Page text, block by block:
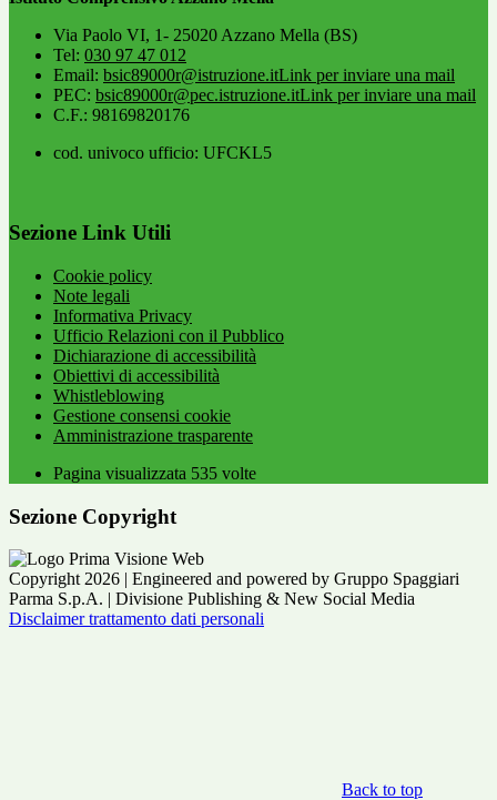
Via Paolo VI, 1- 25020 Azzano Mella (BS)
Tel: 030 97 47 012
Email: bsic89000r@istruzione.itLink per inviare una mail
PEC: bsic89000r@pec.istruzione.itLink per inviare una mail
C.F.: 98169820176
cod. univoco ufficio: UFCKL5
Sezione Link Utili
Cookie policy
Note legali
Informativa Privacy
Ufficio Relazioni con il Pubblico
Dichiarazione di accessibilità
Obiettivi di accessibilità
Whistleblowing
Gestione consensi cookie
Amministrazione trasparente
Pagina visualizzata 535 volte
Sezione Copyright
Copyright 2026 | Engineered and powered by Gruppo Spaggiari
Parma S.p.A. | Divisione Publishing & New Social Media
Disclaimer trattamento dati personali
Back to top